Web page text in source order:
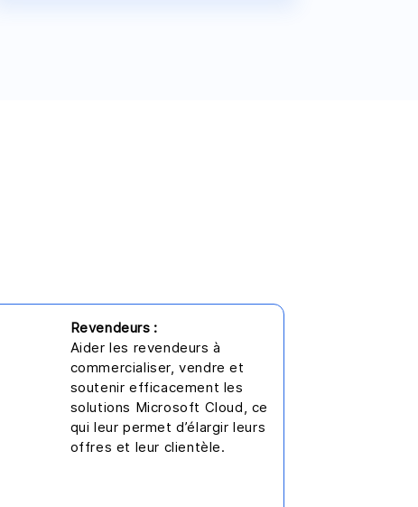
Revendeurs :
Aider les revendeurs à
commercialiser, vendre et
soutenir efficacement les
solutions Microsoft Cloud, ce
qui leur permet d’élargir leurs
offres et leur clientèle.